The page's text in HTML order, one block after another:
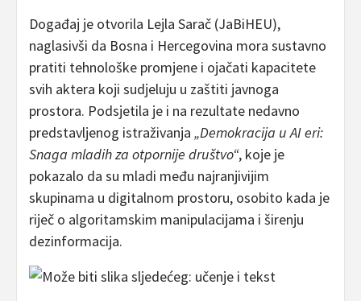
Događaj je otvorila Lejla Sarač (JaBiHEU),
naglasivši da Bosna i Hercegovina mora sustavno
pratiti tehnološke promjene i ojačati kapacitete
svih aktera koji sudjeluju u zaštiti javnoga
prostora. Podsjetila je i na rezultate nedavno
predstavljenog istraživanja „Demokracija u AI eri:
Snaga mladih za otpornije društvo“, koje je
pokazalo da su mladi među najranjivijim
skupinama u digitalnom prostoru, osobito kada je
riječ o algoritamskim manipulacijama i širenju
dezinformacija.